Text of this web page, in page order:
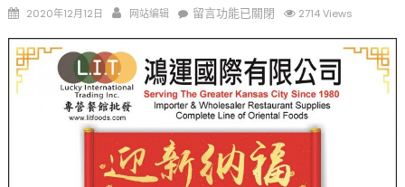
一晃三十年，初夏又相逢。中华日，等你来赴约 —— 密苏里植物
园“中华日三十周年特别报道（五）
筝声与琴韵交汇：刘励(Li Statler)与钢琴家Darek演绎一场古筝
与钢琴的精彩对话
Posted
2020年12月12日 Author
网站编辑
在
TradingI
Inc.
鴻
運
國
際
留言功能已關閉 2714 Views